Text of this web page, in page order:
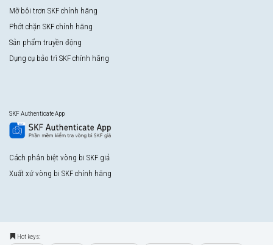
Mỡ bôi trơn SKF chính hãng
Phớt chặn SKF chính hãng
Sản phẩm truyền động
Dụng cụ bảo trì SKF chính hãng
SKF Authenticate App
Cách phân biệt vòng bi SKF giả
Xuất xứ vòng bi SKF chính hãng
Hot keys: